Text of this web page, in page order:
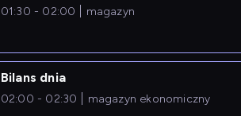
01:30 - 02:00 magazyn
Bilans dnia
02:00 - 02:30 magazyn ekonomiczny